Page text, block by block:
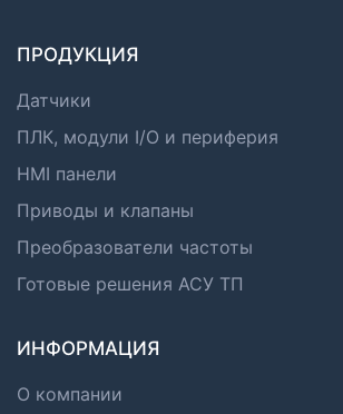
ПРОДУКЦИЯ
Датчики
ПЛК, модули I/O и периферия
HMI панели
Приводы и клапаны
Преобразователи частоты
Готовые решения АСУ ТП
ИНФОРМАЦИЯ
О компании